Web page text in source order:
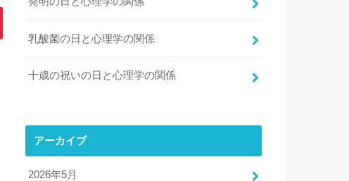
乳酸菌の日と心理学の関係
十歳の祝いの日と心理学の関係
アーカイブ
2026年5月